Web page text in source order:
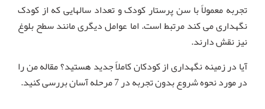
تجربه معمولاً با سن پرستار کودک و تعداد سالهایی که از کودک
نگهداری می کند مرتبط است. اما عوامل دیگری مانند سطح بلوغ
نیز نقش دارند.
آیا در زمینه نگهداری از کودکان کاملاً جدید هستید؟ مقاله من را
در مورد نحوه شروع بدون تجربه در 7 مرحله آسان بررسی کنید.